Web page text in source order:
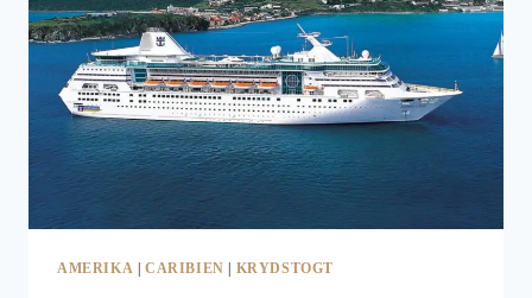
AMERIKA | CARIBIEN | KRYDSTOGT